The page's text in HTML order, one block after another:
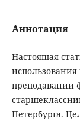
Аннотация
Настоящая
преподавании
Петербурга.